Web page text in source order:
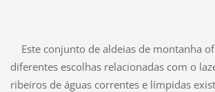
Este conjunto de aldeias de montanha
diferentes escolhas relacionadas com o
ribeiros de águas correntes e límpidas